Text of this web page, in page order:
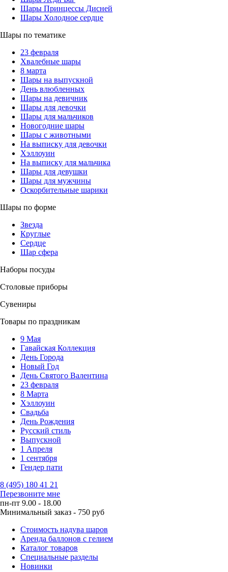
Шары Принцессы Дисней
Шары Холодное сердце
Шары по тематике
23 февраля
Хвалебные шары
8 марта
Шары на выпускной
День влюбленных
Шары на девичник
Шары для девочки
Шары для мальчиков
Новогодние шары
Шары с животными
На выписку для девочки
Хэллоуин
На выписку для мальчика
Шары для девушки
Шары для мужчины
Оскорбительные шарики
Шары по форме
Звезда
Круглые
Сердце
Шар сфера
Наборы посуды
Столовые приборы
Сувениры
Товары по праздникам
9 Мая
Гавайская Коллекция
День Города
Новый Год
День Святого Валентина
23 февраля
8 Марта
Хэллоуин
Свадьба
День Рождения
Русский стиль
Выпускной
1 Апреля
1 сентября
Гендер пати
8 (495) 180 41 21
Перезвоните мне
пн-пт 9.00 - 18.00
Минимальный заказ - 750 руб
Стоимость надува шаров
Аренда баллонов с гелием
Каталог товаров
Специальные разделы
Новинки